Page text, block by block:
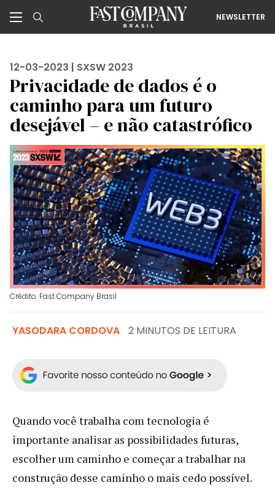
NEWSLETTER
12-03-2023 | SXSW 2023
Privacidade de dados é o
caminho para um futuro
desejável – e não catastrófico
Crédito: Fast Company Brasil
YASODARA CORDOVA 2 MINUTOS DE LEITURA
Quando você trabalha com tecnologia é
importante analisar as possibilidades futuras,
escolher um caminho e começar a trabalhar na
construção desse caminho o mais cedo possível.